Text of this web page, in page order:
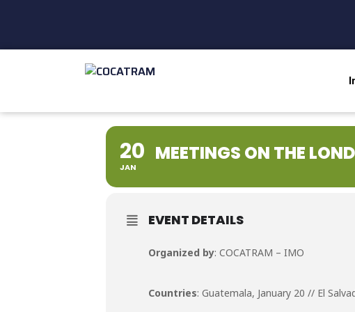
20
JAN
MEETINGS ON THE
EVENT DETAILS
Organized by: COCATRAM – IMO
Countries: Guatemala, January 20 // El